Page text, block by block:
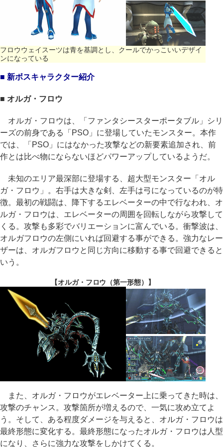
フロウウェイスーツは青を基調とし、クールでかっこいいデザイ
ンになっている
■ 新ボスキャラクター紹介
■ オルガ・フロウ
オルガ・フロウは、「ファンタシースターポータブル」シリ
ーズの前身である「PSO」に登場していたモンスター。本作
では、「PSO」にはなかった攻撃などの新要素追加され、前
作とは比べ物にならないほどパワーアップしているようだ。
未知のエリア最深部に登場する、超大型モンスター「オル
ガ・フロウ」。右手は大きな剣、左手は弓になっているのが特
徴。最初の戦闘は、降下するエレベーターの中で行なわれ、オ
ルガ・フロウは、エレベーターの周囲を回転しながら攻撃して
くる。攻撃も多彩でバリエーションに富んでいる。衝撃波は、
オルガフロウの左側にいれば回避する事ができる。強力なレー
ザーは、オルガフロウと同じ方向に移動する事で回避できると
いう。
【オルガ・フロウ（第一形態）】
また、オルガ・フロウがエレベーター上に乗ってきた時は、
攻撃のチャンス。攻撃箇所が増えるので、一気に攻め立てよ
う。そして、ある程度ダメージを与えると、オルガ・フロウは
最終形態に変化する。最終形態になったオルガ・フロウは人型
になり、さらに強力な攻撃をしかけてくる。